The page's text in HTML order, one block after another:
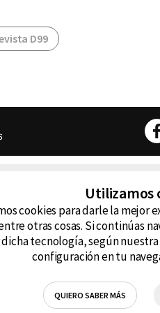
D99
D99
La Caliente
RG Deportiva
Utilizamos
cookies para darle la mejor
otras cosas. Si continúas
tecnología, según nuestra
configuración en tu
QUIERO SABER MÁS